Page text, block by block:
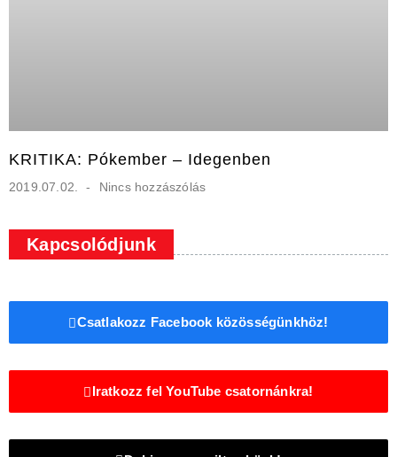
KRITIKA: Pókember – Idegenben
2019.07.02. Nincs hozzászólás
Kapcsolódjunk
Csatlakozz Facebook közösségünkhöz!
Iratkozz fel YouTube csatornánkra!